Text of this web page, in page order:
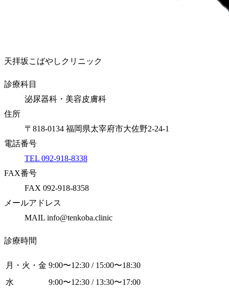
天拝坂こばやしクリニック
診療科目
泌尿器科・美容皮膚科
住所
〒818-0134 福岡県太宰府市大佐野2-24-1
電話番号
TEL 092-918-8338
FAX番号
FAX 092-918-8358
メールアドレス
MAIL info@tenkoba.clinic
診療時間
月・火・金 9:00〜12:30 / 15:00〜18:30
水
9:00〜12:30 / 13:30〜17:00